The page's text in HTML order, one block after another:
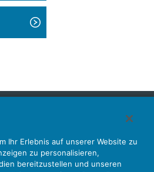
Bewegungssensoren
Ihr Erlebnis auf unserer Website zu
zu personalisieren,
bereitzustellen und unseren